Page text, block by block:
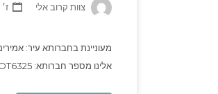
צוות קרוב אלי
מעוניינת בחברותא עיר:
אלינו מספר חברותא: POT6325